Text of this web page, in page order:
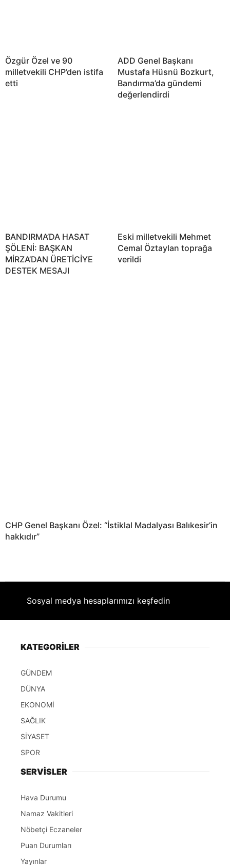
Özgür Özel ve 90
milletvekili CHP’den istifa
etti
ADD Genel Başkanı
Mustafa Hüsnü Bozkurt,
Bandırma’da gündemi
değerlendirdi
BANDIRMA’DA HASAT
ŞÖLENİ: BAŞKAN
MİRZA’DAN ÜRETİCİYE
DESTEK MESAJI
Eski milletvekili Mehmet
Cemal Öztaylan toprağa
verildi
CHP Genel Başkanı Özel: “İstiklal Madalyası Balıkesir’in
hakkıdır”
Sosyal medya hesaplarımızı keşfedin
KATEGORİLER
GÜNDEM
DÜNYA
EKONOMİ
SAĞLIK
SİYASET
SPOR
SERVİSLER
Hava Durumu
Namaz Vakitleri
Nöbetçi Eczaneler
Puan Durumları
Yayınlar